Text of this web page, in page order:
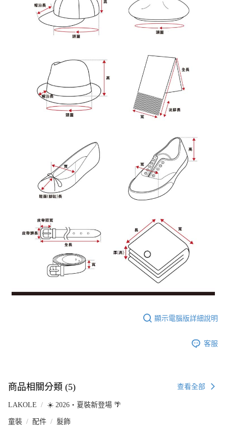
顯示電腦版詳細說明
客服
商品相關分類 (5) 查看全部
LAKOLE ☀️ 2026・夏裝新登場 🌴
童裝 配件 髮飾